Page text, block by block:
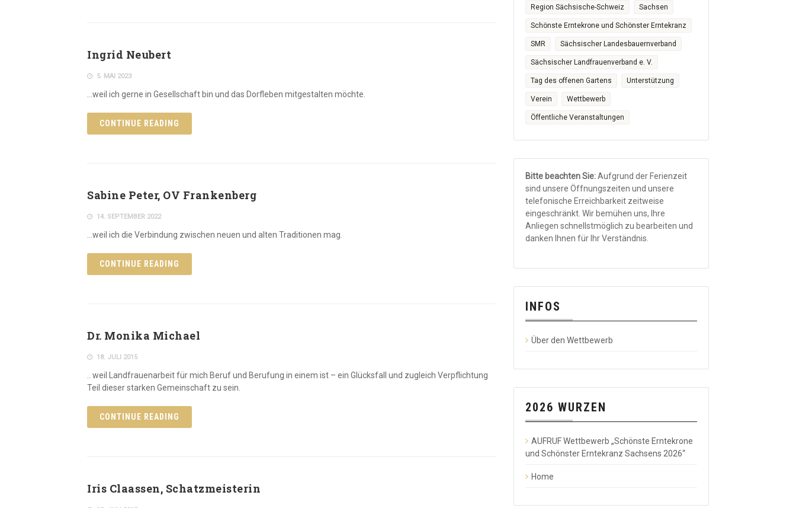
Ingrid Neubert
5. MAI 2023
…weil ich gerne in Gesellschaft bin und das Dorfleben mitgestalten möchte.
CONTINUE READING
Sabine Peter, OV Frankenberg
14. SEPTEMBER 2022
…weil ich die Verbindung zwischen neuen und alten Traditionen mag.
CONTINUE READING
Dr. Monika Michael
18. JULI 2015
.. weil Landfrauenarbeit für mich Beruf und Berufung in einem ist – ein Glücksfall und zugleich Verpflichtung
Teil dieser starken Gemeinschaft zu sein.
CONTINUE READING
Iris Claassen, Schatzmeisterin
Region Sächsische-Schweiz Sachsen
Schönste Erntekrone und Schönster Erntekranz
SMR Sächsischer Landesbauernverband
Sächsischer Landfrauenverband e. V.
Tag des offenen Gartens Unterstützung
Verein Wettbewerb
Öffentliche Veranstaltungen
Bitte beachten Sie:Aufgrund der Ferienzeit
sind unsere Öffnungszeiten und unsere
telefonische Erreichbarkeit zeitweise
eingeschränkt. Wir bemühen uns, Ihre
Anliegen schnellstmöglich zu bearbeiten und
danken Ihnen für Ihr Verständnis.
INFOS
Über den Wettbewerb
2026 WURZEN
AUFRUF Wettbewerb „Schönste Erntekrone
und Schönster Erntekranz Sachsens 2026“
Home